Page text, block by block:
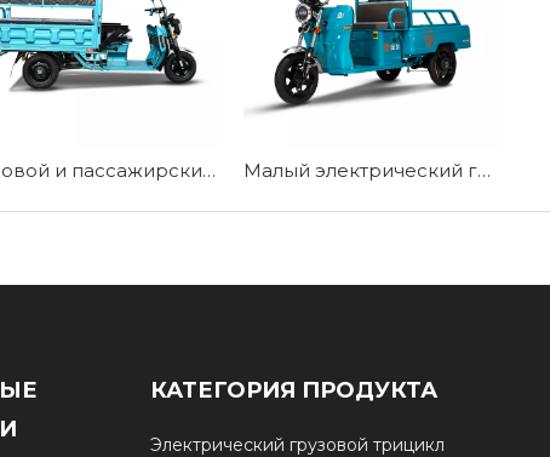
Грузовой и пассажирский электрический трехколесный велосипед TY150UK Малый электрический грузовой трехколесный велосипед JG110
КАТЕГОРИЯ ПРОДУКТА
Электрический грузовой трицикл